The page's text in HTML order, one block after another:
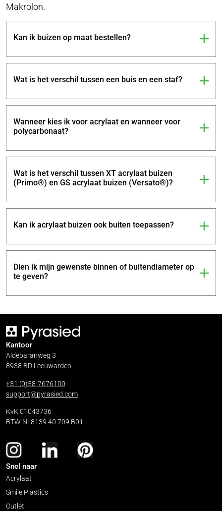
Makrolon.
Kan ik buizen op maat bestellen?
Wat is het verschil tussen een buis en een staf?
Wanneer kies ik voor acrylaat en wanneer voor
polycarbonaat?
Wat is het verschil tussen XT acrylaat buizen
(Primo®) en GS acrylaat buizen (Versato®)?
Kan ik acrylaat buizen ook buiten toepassen?
Dien ik mijn gewenste binnen of buitendiameter op
te geven?
Kantoor
Aldebaranweg 3
8938 BD Leeuwarden
+31 (0)58-7676100
support@pyrasied.com
KvK 01043736
BTW NL8139.40.709 B01
Snel naar
Acrylaat
Smile Plastics
Outlet